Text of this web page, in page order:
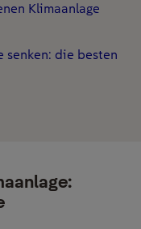
Klimaanlage
senken: die besten